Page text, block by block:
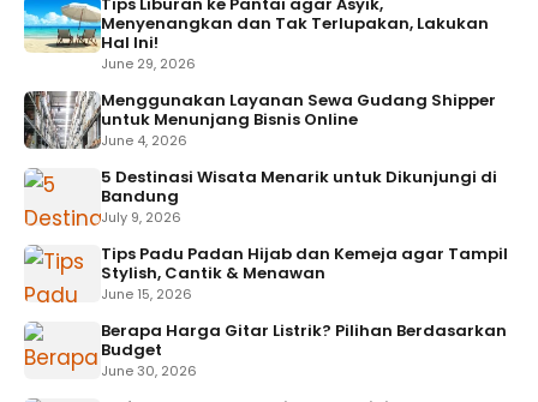
Menyenangkan dan Tak Terlupakan, Lakukan
Hal Ini!
June 29, 2026
Menggunakan Layanan Sewa Gudang Shipper
untuk Menunjang Bisnis Online
June 4, 2026
5 Destinasi Wisata Menarik untuk Dikunjungi di
Bandung
July 9, 2026
Tips Padu Padan Hijab dan Kemeja agar Tampil
Stylish, Cantik & Menawan
June 15, 2026
Berapa Harga Gitar Listrik? Pilihan Berdasarkan
Budget
June 30, 2026